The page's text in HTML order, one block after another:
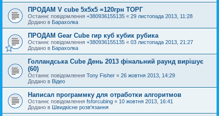
ПРОДАМ V cube 5x5x5 =120грн ТОРГ
Останнє повідомлення +380936155135 « 29 листопада 2013, 11:28
Додано в Барахолка
ПРОДАМ Gear Cube гир куб кубик рубика
Останнє повідомлення +380936155135 « 03 листопада 2013, 21:27
Додано в Барахолка
Голландська Cube День 2013 фінальний раунд вирішує
(60)
Останнє повідомлення Tony Fisher « 26 жовтня 2013, 14:29
Додано в Відео
Написал программку для отработки алгоритмов
Останнє повідомлення fsforcubing « 10 жовтня 2013, 16:41
Додано в Швидкісне розв'язання